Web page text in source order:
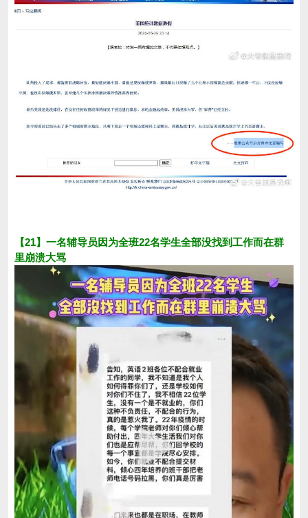
【21】一名辅导员因为全班22名学生全部没找到工作而在群
里崩溃大骂